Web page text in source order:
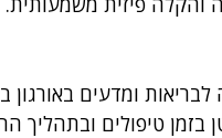
ומדעים
בזמן טיפולים